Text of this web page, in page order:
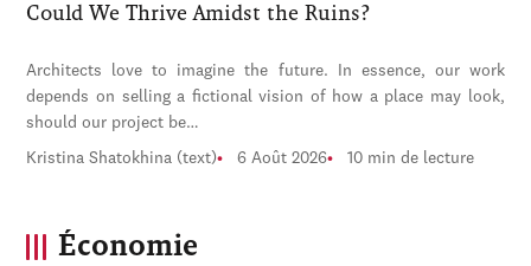
Could We Thrive Amidst the Ruins?
Architects love to imagine the future. In essence, our work
depends on selling a fictional vision of how a place may look,
should our project be…
Kristina Shatokhina (text) 6 Août 2026 10 min de lecture
Économie